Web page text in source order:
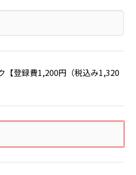
【登録費1,200円（税込み1,320